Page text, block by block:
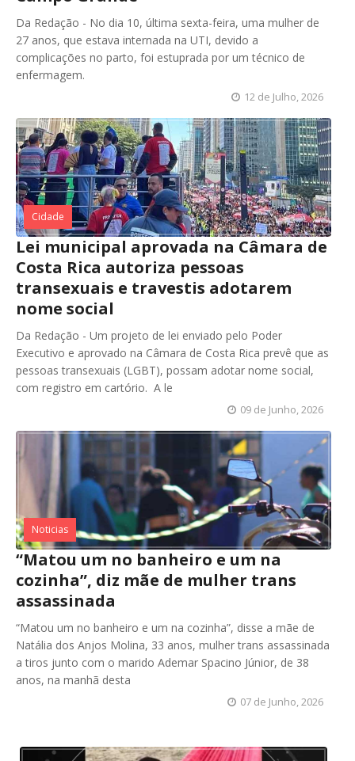
Da Redação - No dia 10, última sexta-feira, uma mulher de
27 anos, que estava internada na UTI, devido a
complicações no parto, foi estuprada por um técnico de
enfermagem.
12 de Julho, 2026
Cidade
Lei municipal aprovada na Câmara de
Costa Rica autoriza pessoas
transexuais e travestis adotarem
nome social
Da Redação - Um projeto de lei enviado pelo Poder
Executivo e aprovado na Câmara de Costa Rica prevê que as
pessoas transexuais (LGBT), possam adotar nome social,
com registro em cartório. A le
09 de Junho, 2026
Noticias
“Matou um no banheiro e um na
cozinha”, diz mãe de mulher trans
assassinada
“Matou um no banheiro e um na cozinha”, disse a mãe de
Natália dos Anjos Molina, 33 anos, mulher trans assassinada
a tiros junto com o marido Ademar Spacino Júnior, de 38
anos, na manhã desta
07 de Junho, 2026